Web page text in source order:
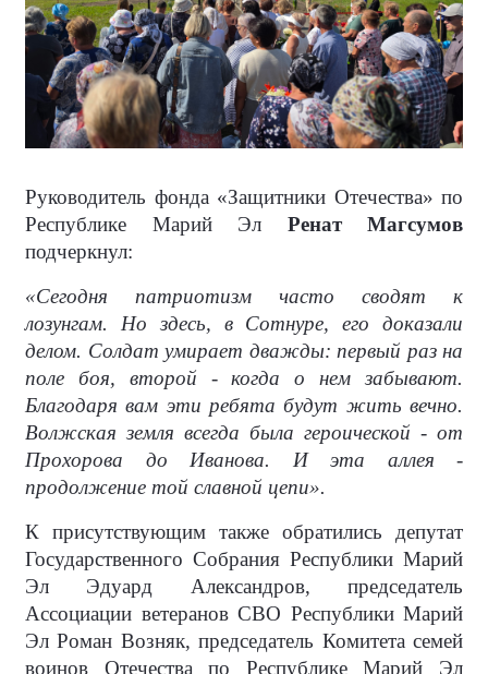
Руководитель фонда «Защитники Отечества» по
Республике Марий Эл Ренат Магсумов
подчеркнул:
«Сегодня патриотизм часто сводят к
лозунгам. Но здесь, в Сотнуре, его доказали
делом. Солдат умирает дважды: первый раз на
поле боя, второй - когда о нем забывают.
Благодаря вам эти ребята будут жить вечно.
Волжская земля всегда была героической - от
Прохорова до Иванова. И эта аллея -
продолжение той славной цепи».
К присутствующим также обратились депутат
Государственного Собрания Республики Марий
Эл Эдуард Александров, председатель
Ассоциации ветеранов СВО Республики Марий
Эл Роман Возняк, председатель Комитета семей
воинов Отечества по Республике Марий Эл